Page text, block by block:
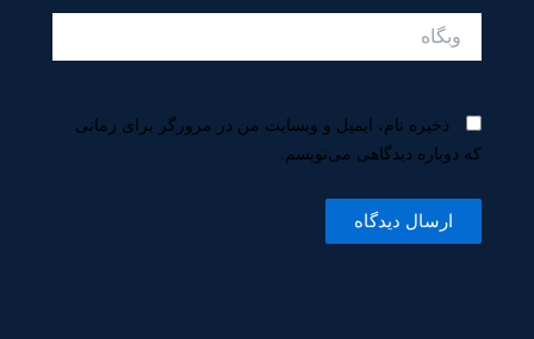
ذخیره نام، ایمیل و وبسایت من در مرورگر برای زمانی
که دوباره دیدگاهی می‌نویسم.